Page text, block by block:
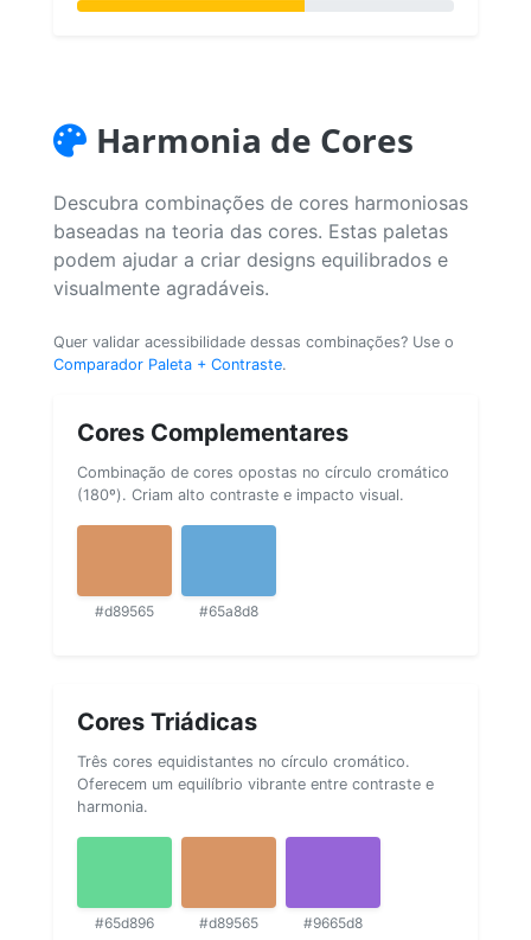
Harmonia de Cores
Descubra combinações de cores harmoniosas
baseadas na teoria das cores. Estas paletas
podem ajudar a criar designs equilibrados e
visualmente agradáveis.
Quer validar acessibilidade dessas combinações? Use o
Comparador Paleta + Contraste.
Cores Complementares
Combinação de cores opostas no círculo cromático
(180º). Criam alto contraste e impacto visual.
#d89565 #65a8d8
Cores Triádicas
Três cores equidistantes no círculo cromático.
Oferecem um equilíbrio vibrante entre contraste e
harmonia.
#65d896 #d89565 #9665d8